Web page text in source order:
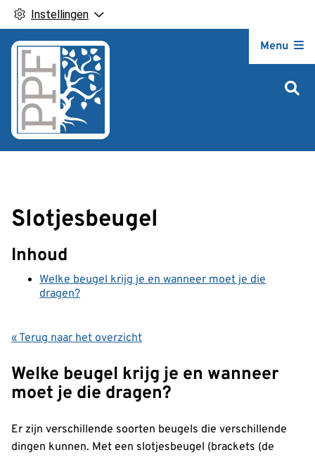
Instellingen
Menu
Slotjesbeugel
Inhoud
Welke beugel krijg je en wanneer moet je die
dragen?
« Terug naar het overzicht
Welke beugel krijg je en wanneer
moet je die dragen?
Er zijn verschillende soorten beugels die verschillende
dingen kunnen. Met een slotjesbeugel (brackets (de